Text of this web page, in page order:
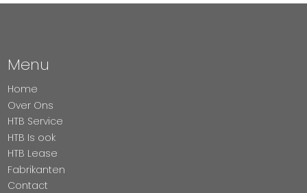
Menu
Home
Over Ons
HTB Service
HTB Is ook
HTB Lease
Fabrikanten
Contact